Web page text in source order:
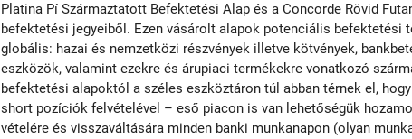
Platina Pí Származtatott Befektetési Alap és a Concorde Rövid
befektetési jegyeiből. Ezen vásárolt alapok potenciális befektetési
globális: hazai és nemzetközi részvények illetve kötvények,
eszközök, valamint ezekre és árupiaci termékekre vonatkozó
befektetési alapoktól a széles eszköztáron túl abban térnek el,
short pozíciók felvételével – eső piacon is van lehetőségük
vételére és visszaváltására minden banki munkanapon (olyan